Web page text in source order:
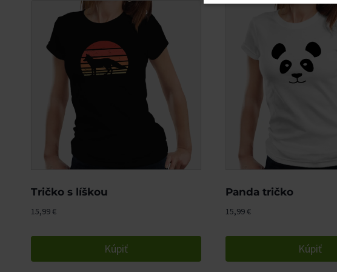
Tričko s líškou
15,99€
Kúpiť
Panda tričko
15,99€
Kúpiť